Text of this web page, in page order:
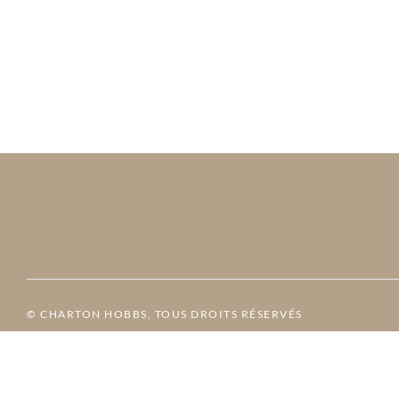
© CHARTON HOBBS, TOUS DROITS RÉSERVÉS